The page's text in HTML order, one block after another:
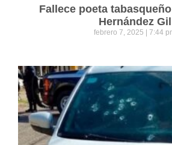
Fallece poeta
Hernández Gil
febrero 7, 2025 7:44